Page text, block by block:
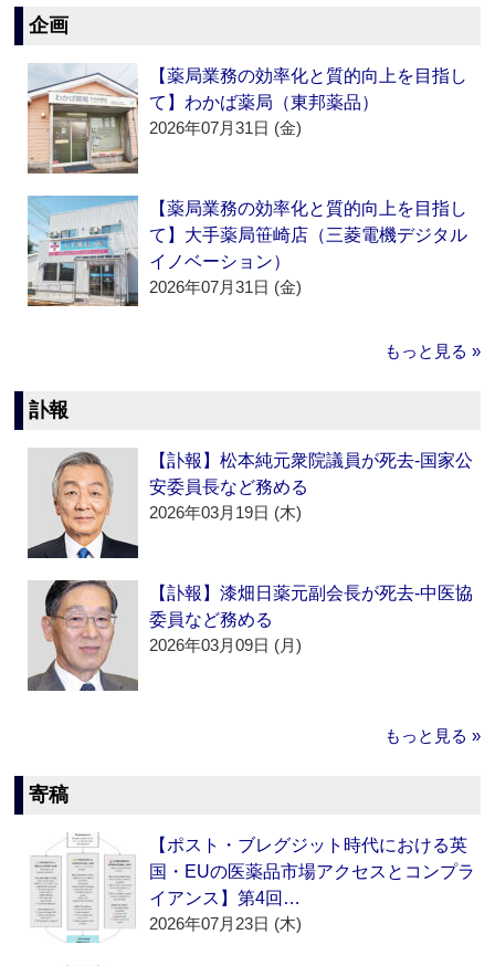
企画
【薬局業務の効率化と質的向上を目指し
て】わかば薬局（東邦薬品）
2026年07月31日 (金)
【薬局業務の効率化と質的向上を目指し
て】大手薬局笹崎店（三菱電機デジタル
イノベーション）
2026年07月31日 (金)
もっと見る »
訃報
【訃報】松本純元衆院議員が死去‐国家公
安委員長など務める
2026年03月19日 (木)
【訃報】漆畑日薬元副会長が死去‐中医協
委員など務める
2026年03月09日 (月)
もっと見る »
寄稿
【ポスト・ブレグジット時代における英
国・EUの医薬品市場アクセスとコンプラ
イアンス】第4回…
2026年07月23日 (木)